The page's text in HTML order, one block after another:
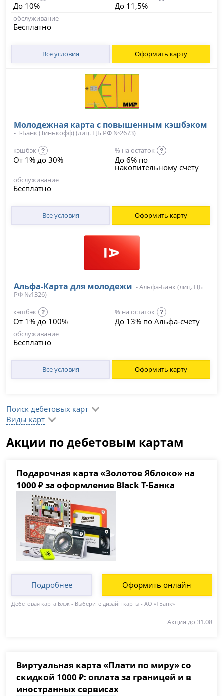
До 10% До 11,5%
обслуживание
Бесплатно
Все условия Оформить карту
Молодежная карта с повышенным кэшбэком
-Т-Банк (Тинькофф)(лиц. ЦБ РФ №2673)
кэшбэк
?
От 1% до 30%
% на остаток ?
До 6% по
накопительному счету
обслуживание
Бесплатно
Все условия Оформить карту
Альфа-Карта для молодежи -Альфа-Банк (лиц. ЦБ
РФ №1326)
кэшбэк
?
От 1% до 100%
% на остаток ?
До 13% по Альфа-счету
обслуживание
Бесплатно
Все условия Оформить карту
Поиск дебетовых карт
Виды карт
Акции по дебетовым картам
Подарочная карта «Золотое Яблоко» на
1000 ₽ за оформление Black Т-Банка
Подробнее Оформить онлайн
Дебетовая карта Блэк - Выберите дизайн карты - АО «ТБанк»
Акция до 31.08
Виртуальная карта «Плати по миру» со
скидкой 1000 ₽: оплата за границей и в
иностранных сервисах